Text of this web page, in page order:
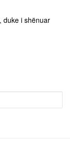
duke i shënuar